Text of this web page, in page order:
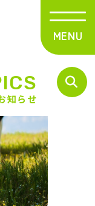
知らせ